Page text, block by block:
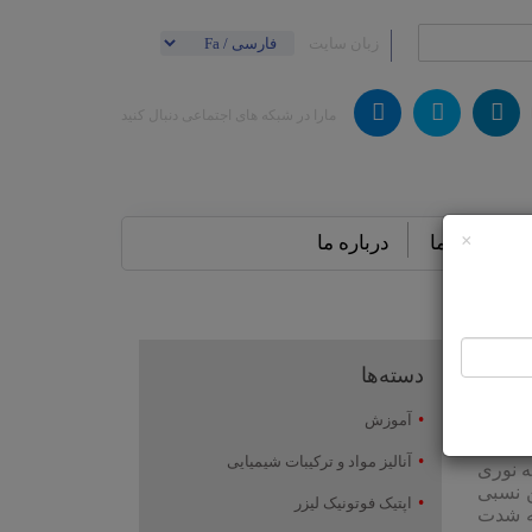
×
تماس باما درباره ما
نوری
نسبی
شدت
دسته‌ها
آموزش
آنالیز مواد و ترکیبات شیمیایی
اپتیک فوتونیک لیزر